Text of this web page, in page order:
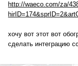
http://waeco.com/za/
хочу вот этот вот
сделать интеграцию